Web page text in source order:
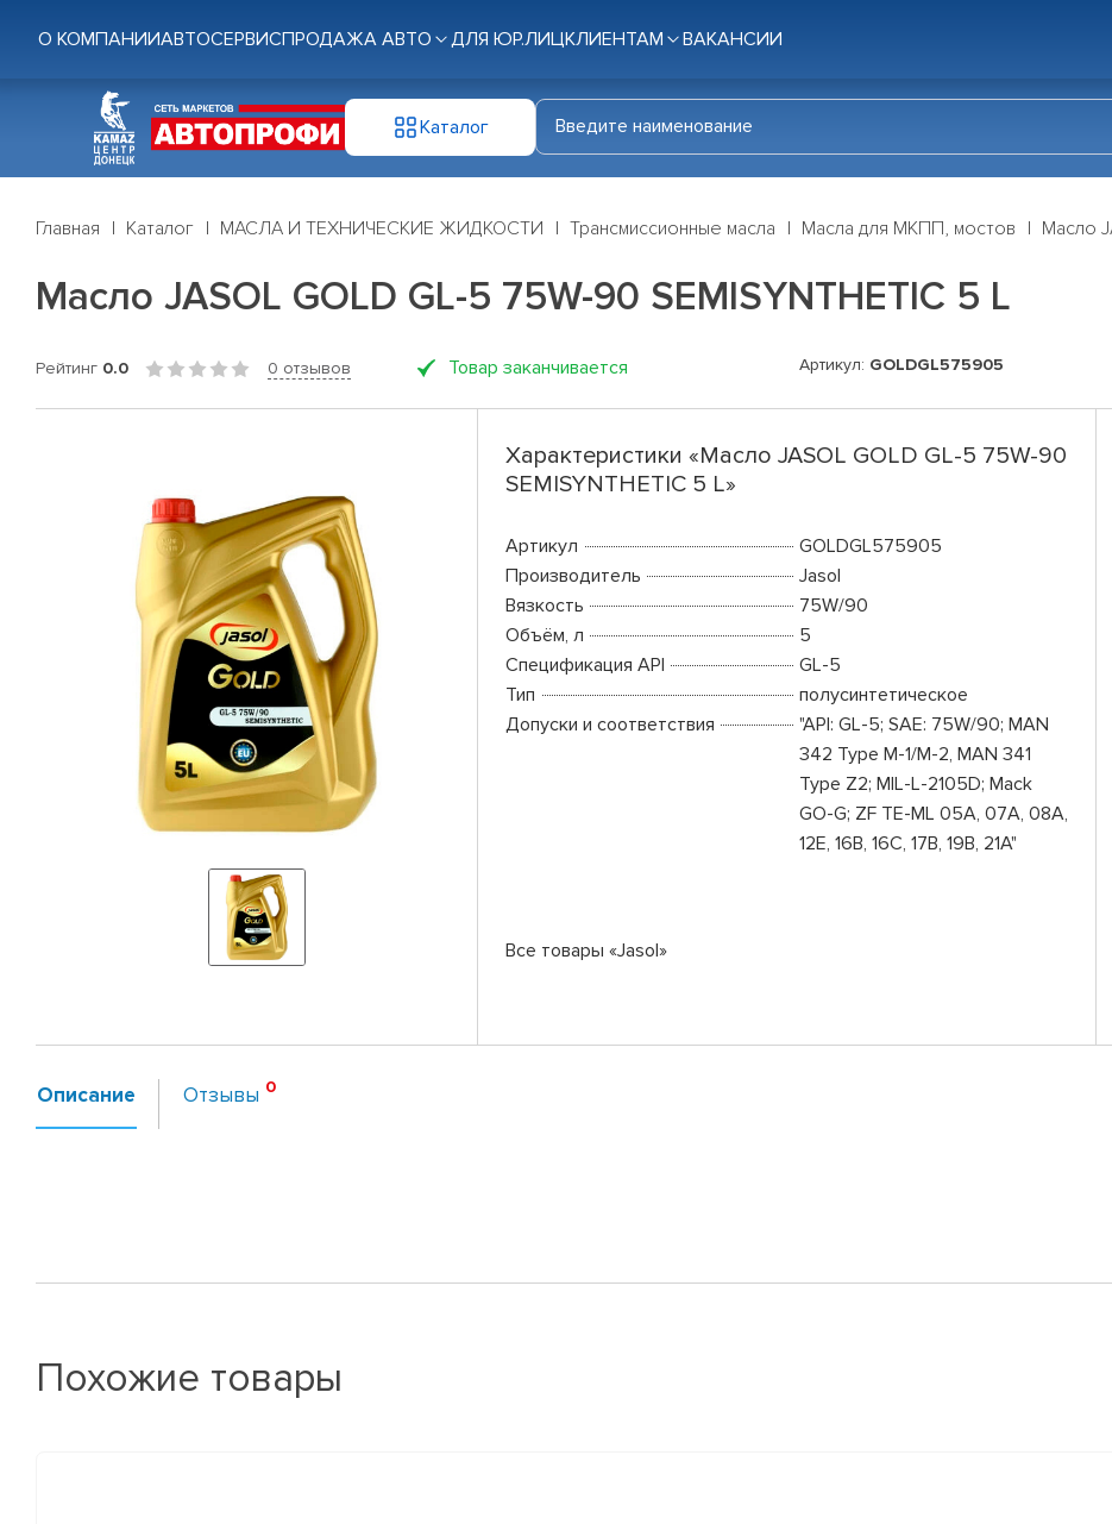
О КОМПАНИИАВТОСЕРВИСПРОДАЖА АВТО ДЛЯ ЮР.ЛИЦКЛИЕНТАМ ВАКАНСИИ
Каталог
Главная Каталог МАСЛА И ТЕХНИЧЕСКИЕ ЖИДКОСТИ Трансмиссионные масла Масла для МКПП, мостов Масло
Масло JASOL GOLD GL-5 75W-90 SEMISYNTHETIC 5 L
Рейтинг 0.0 0 отзывов Товар заканчивается Артикул: GOLDGL575905
Характеристики «Масло JASOL GOLD GL-5 75W-90
SEMISYNTHETIC 5 L»
Артикул
GOLDGL575905
Производитель
Jasol
Вязкость
75W/90
Объём, л
5
Спецификация API
GL-5
Тип
полусинтетическое
Допуски и соответствия
"API: GL-5; SAE: 75W/90; MAN
342 Type M-1/M-2, MAN 341
Type Z2; MIL-L-2105D; Mack
GO-G; ZF TE-ML 05A, 07A, 08A,
12E, 16B, 16C, 17B, 19B, 21A"
Все товары «Jasol»
Описание Отзывы
Похожие товары